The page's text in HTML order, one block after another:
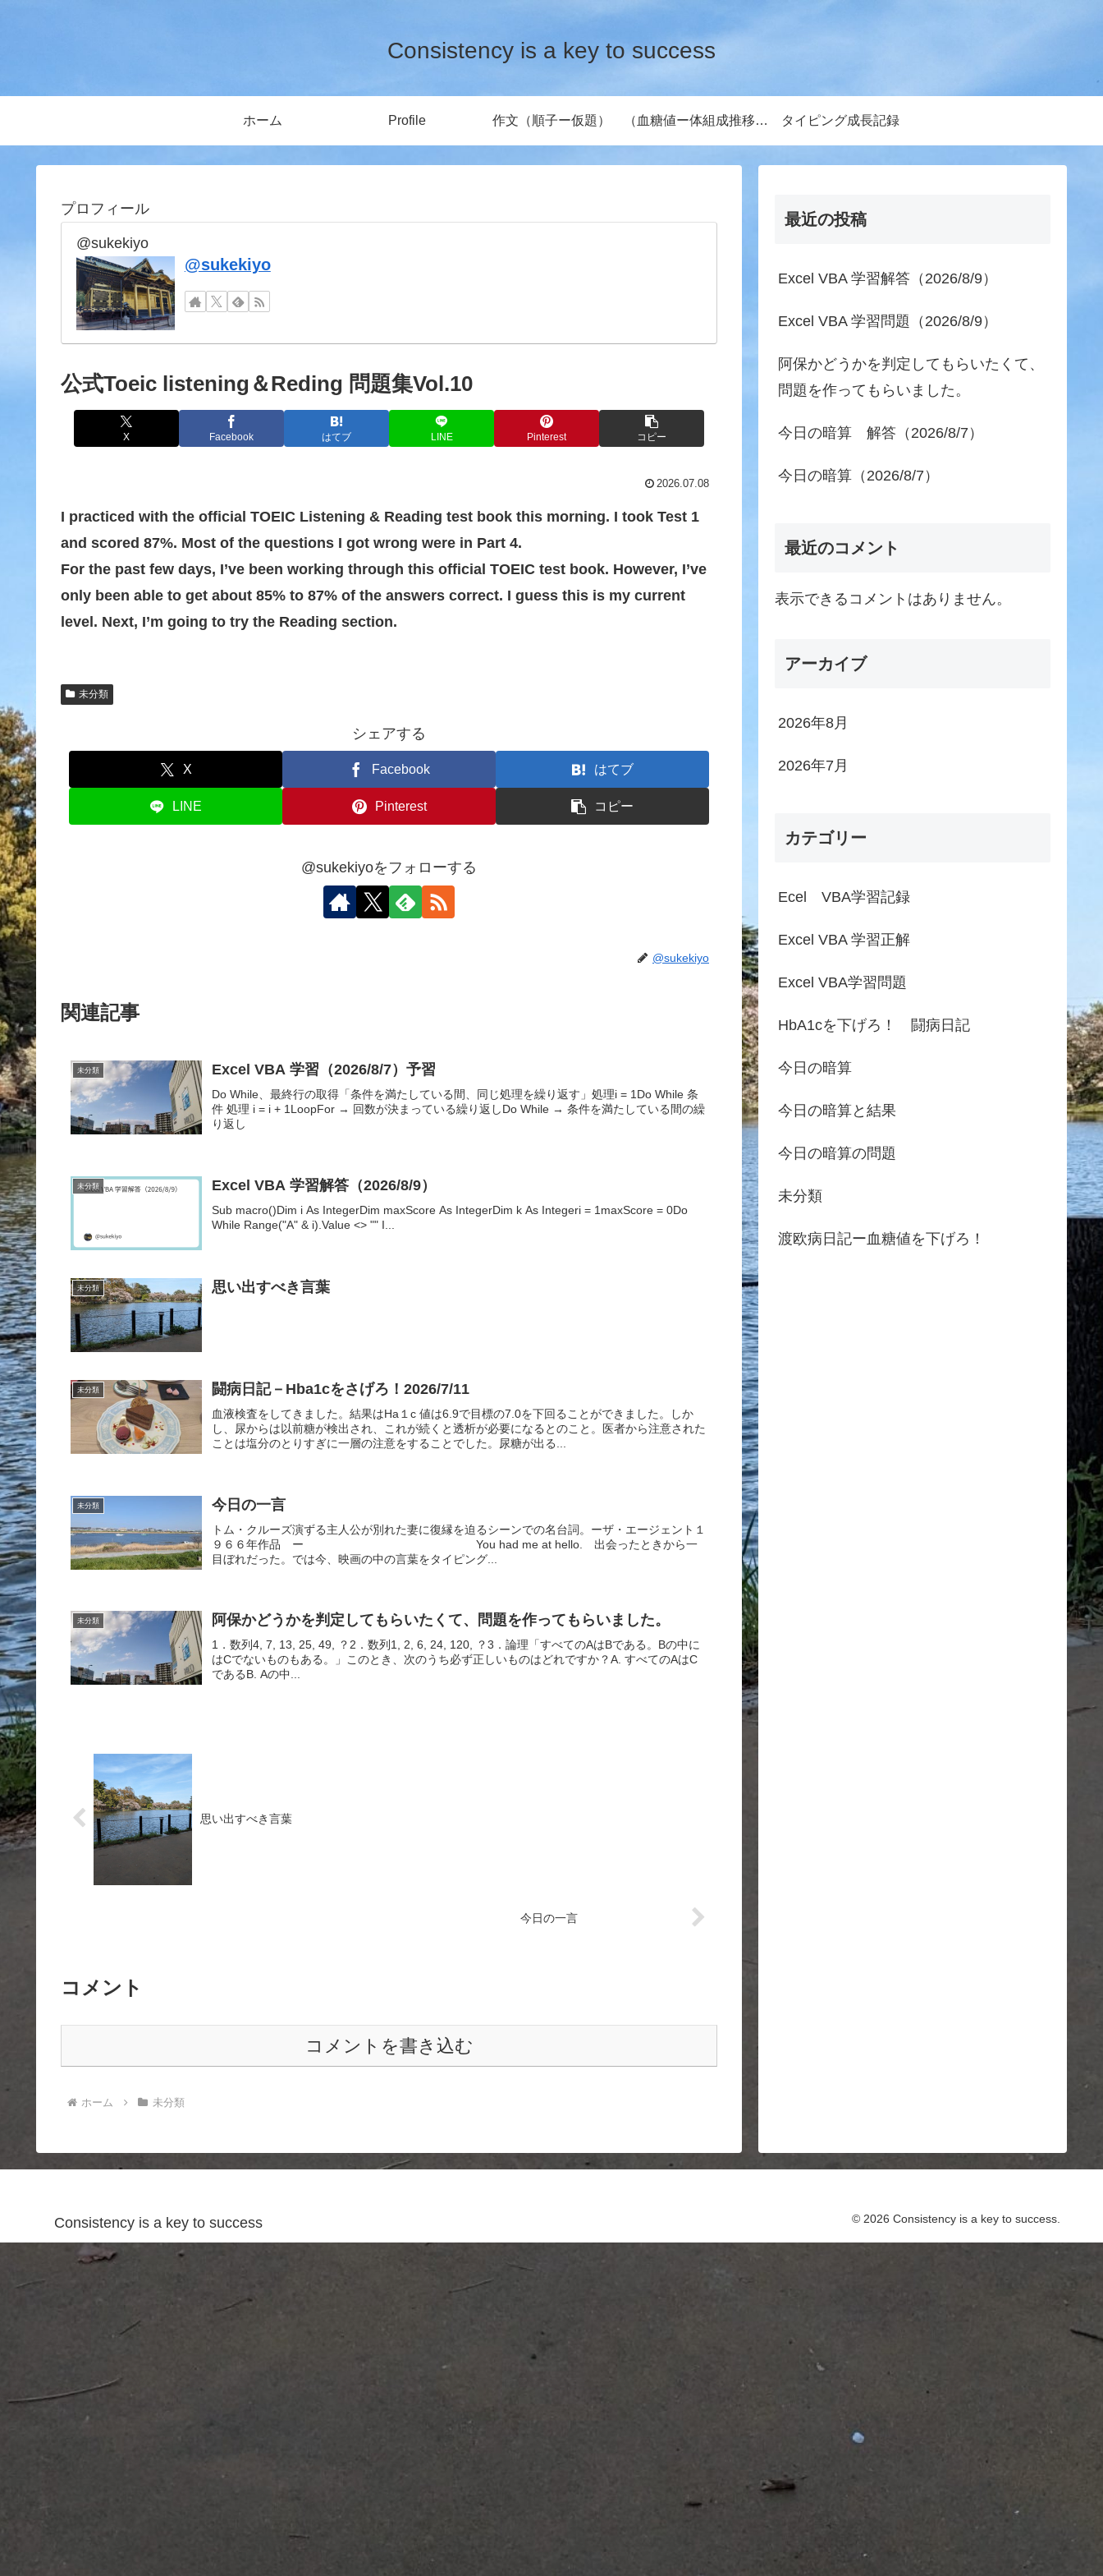
Consistency is a key to success
ホーム Profile 作文（順子ー仮題） （血糖値ー体組成推移グラフ） タイピング成長記録
プロフィール
@sukekiyo
@sukekiyo
公式Toeic listening＆Reding 問題集Vol.10
X Facebook はてブ LINE Pinterest コピー
2026.07.08
I practiced with the official TOEIC Listening & Reading test book this morning. I took Test 1
and scored 87%. Most of the questions I got wrong were in Part 4.
For the past few days, I’ve been working through this official TOEIC test book. However, I’ve
only been able to get about 85% to 87% of the answers correct. I guess this is my current
level. Next, I’m going to try the Reading section.
未分類
シェアする
X Facebook はてブ
LINE Pinterest コピー
@sukekiyoをフォローする
@sukekiyo
関連記事
未分類 Excel VBA 学習（2026/8/7）予習
Do While、最終行の取得「条件を満たしている間、同じ処理を繰り返す」処理i = 1Do While 条
件 処理 i = i + 1LoopFor → 回数が決まっている繰り返しDo While → 条件を満たしている間の繰
り返し
未分類 Excel VBA 学習解答（2026/8/9）
Sub macro()Dim i As IntegerDim maxScore As IntegerDim k As Integeri = 1maxScore = 0Do
While Range("A" & i).Value <> "" I...
未分類 思い出すべき言葉
未分類 闘病日記－Hba1cをさげろ！2026/7/11
血液検査をしてきました。結果はHa１c 値は6.9で目標の7.0を下回ることができました。しか
し、尿からは以前糖が検出され、これが続くと透析が必要になるとのこと。医者から注意された
ことは塩分のとりすぎに一層の注意をすることでした。尿糖が出る...
未分類 今日の一言
トム・クルーズ演ずる主人公が別れた妻に復縁を迫るシーンでの名台詞。ーザ・エージェント１
９６６年作品 ー You had me at hello. 出会ったときから一
目ぼれだった。では今、映画の中の言葉をタイピング...
未分類 阿保かどうかを判定してもらいたくて、問題を作ってもらいました。
1．数列4, 7, 13, 25, 49, ？2．数列1, 2, 6, 24, 120, ？3．論理「すべてのAはBである。Bの中に
はCでないものもある。」このとき、次のうち必ず正しいものはどれですか？A. すべてのAはC
であるB. Aの中...
思い出すべき言葉
今日の一言
コメント
コメントを書き込む
ホーム 未分類
最近の投稿
Excel VBA 学習解答（2026/8/9）
Excel VBA 学習問題（2026/8/9）
阿保かどうかを判定してもらいたくて、
問題を作ってもらいました。
今日の暗算 解答（2026/8/7）
今日の暗算（2026/8/7）
最近のコメント
表示できるコメントはありません。
アーカイブ
2026年8月
2026年7月
カテゴリー
Ecel VBA学習記録
Excel VBA 学習正解
Excel VBA学習問題
HbA1cを下げろ！ 闘病日記
今日の暗算
今日の暗算と結果
今日の暗算の問題
未分類
渡欧病日記ー血糖値を下げろ！
Consistency is a key to success © 2026 Consistency is a key to success.